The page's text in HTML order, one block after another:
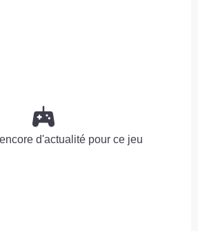
encore d'actualité pour ce jeu